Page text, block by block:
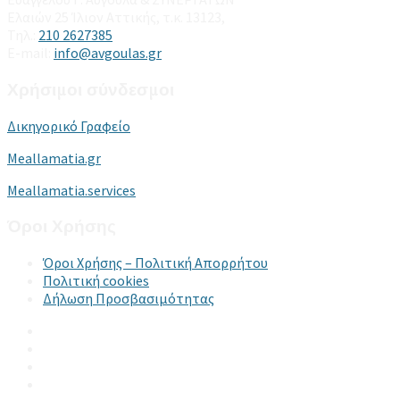
210 2627385
info@avgoulas.gr
Δικηγορικό Γραφείο
Meallamatia.gr
Meallamatia.services
Όροι Χρήσης – Πολιτική Απορρήτου
Πολιτική cookies
Δήλωση Προσβασιμότητας